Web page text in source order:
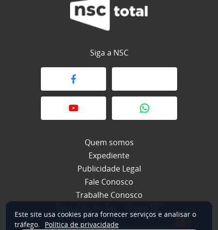
Siga a NSC
Quem somos
Expediente
Publicidade Legal
Fale Conosco
Trabalhe Conosco
Este site usa cookies para fornecer serviços e analisar o
tráfego.
Política de privacidade